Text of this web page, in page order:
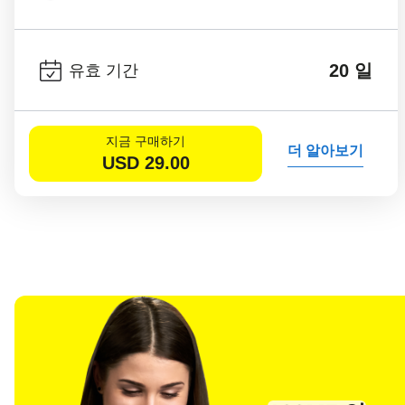
유효 기간 20 일
지금 구매하기
USD 29.00
더 알아보기
언